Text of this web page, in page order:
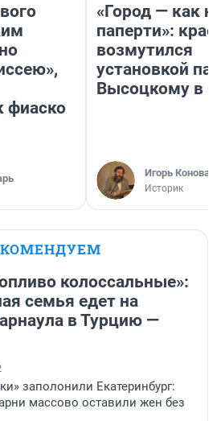
фиаско
«Город — как
паперти»:
возмутился
установкой
Высоцкому в
Игорь
Историк
колоссальные»:
семья едет на
в Турцию —
заполонили Екатеринбург:
массово оставили жен без